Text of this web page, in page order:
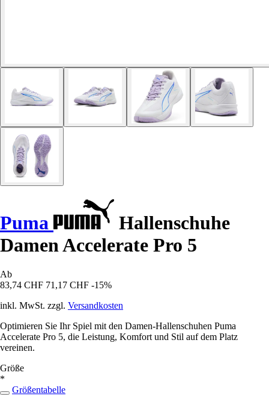
Puma
Hallenschuhe
Damen Accelerate Pro 5
Ab
83,74 CHF 71,17 CHF -15%
inkl. MwSt. zzgl. Versandkosten
Optimieren Sie Ihr Spiel mit den Damen-Hallenschuhen Puma
Accelerate Pro 5, die Leistung, Komfort und Stil auf dem Platz
vereinen.
Größe
*
Größentabelle